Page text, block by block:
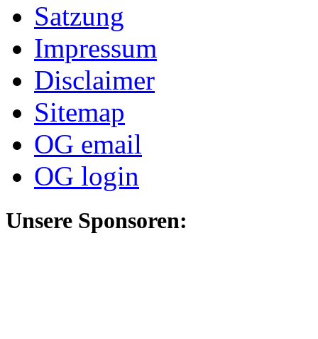
Satzung
Impressum
Disclaimer
Sitemap
OG email
OG login
Unsere Sponsoren: